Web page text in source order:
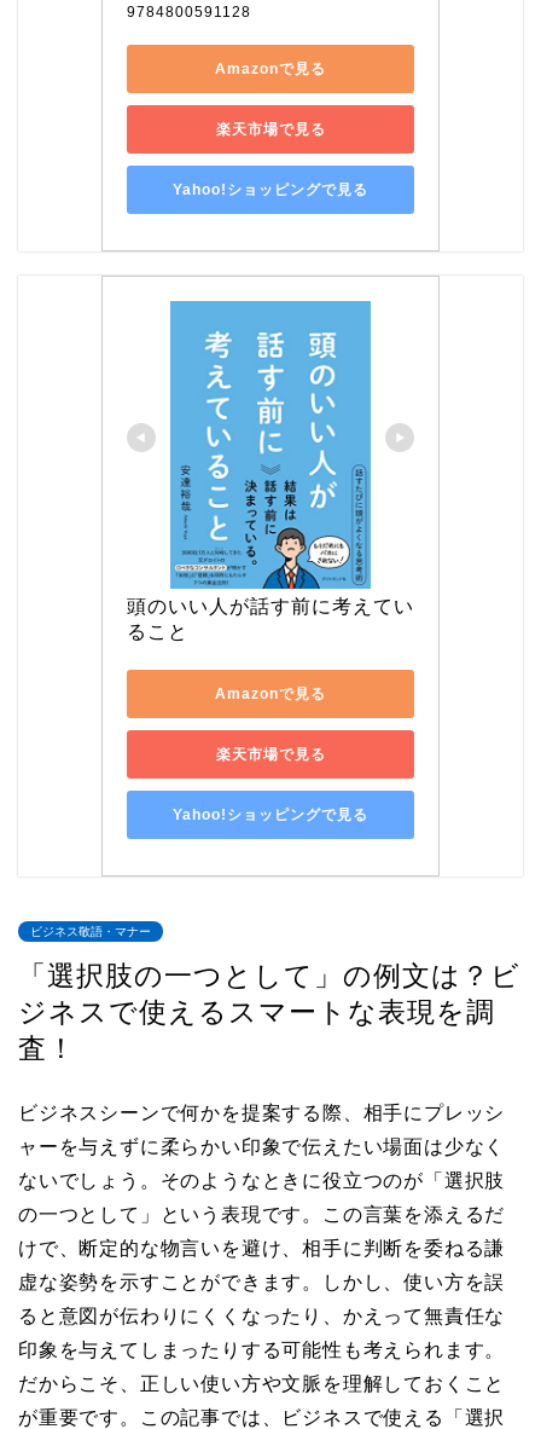
9784800591128
Amazonで見る
楽天市場で見る
Yahoo!ショッピングで見る
頭のいい人が話す前に考えてい
ること
Amazonで見る
楽天市場で見る
Yahoo!ショッピングで見る
ビジネス敬語・マナー
「選択肢の一つとして」の例文は？ビ
ジネスで使えるスマートな表現を調
査！
ビジネスシーンで何かを提案する際、相手にプレッシ
ャーを与えずに柔らかい印象で伝えたい場面は少なく
ないでしょう。そのようなときに役立つのが「選択肢
の一つとして」という表現です。この言葉を添えるだ
けで、断定的な物言いを避け、相手に判断を委ねる謙
虚な姿勢を示すことができます。しかし、使い方を誤
ると意図が伝わりにくくなったり、かえって無責任な
印象を与えてしまったりする可能性も考えられます。
だからこそ、正しい使い方や文脈を理解しておくこと
が重要です。この記事では、ビジネスで使える「選択